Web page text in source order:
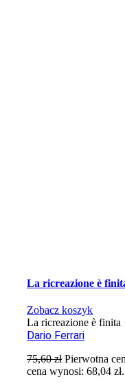
La ricreazione è
Zobacz koszyk
La ricreazione è finita
Dario Ferrari
75,60zł Pierwotna
cena wynosi: 68,04 zł.